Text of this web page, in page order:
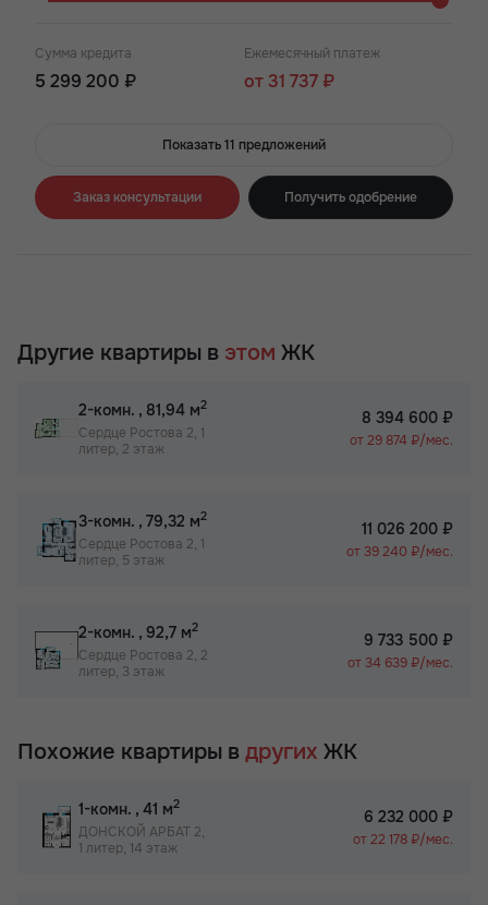
Сумма кредита
5 299 200 ₽
Ежемесячный платеж
от 31 737 ₽
Показать 11 предложений
Заказ консультации Получить одобрение
Другие квартиры в этом ЖК
2-комн. , 81,94 м2
Сердце Ростова 2, 1
литер, 2 этаж
8 394 600 ₽
от 29 874 ₽/мес.
3-комн. , 79,32 м2
Сердце Ростова 2, 1
литер, 5 этаж
11 026 200 ₽
от 39 240 ₽/мес.
2-комн. , 92,7 м2
Сердце Ростова 2, 2
литер, 3 этаж
9 733 500 ₽
от 34 639 ₽/мес.
Похожие квартиры в других ЖК
1-комн. , 41 м2
ДОНСКОЙ АРБАТ 2,
1 литер, 14 этаж
6 232 000 ₽
от 22 178 ₽/мес.